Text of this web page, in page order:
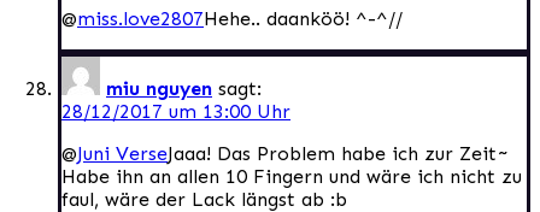
@miss.love2807Hehe.. daanköö! ^-^//
miu nguyen sagt:
28/12/2017 um 13:00 Uhr
@Juni VerseJaaa! Das Problem habe ich zur Zeit~
Habe ihn an allen 10 Fingern und wäre ich nicht zu
faul, wäre der Lack längst ab :b